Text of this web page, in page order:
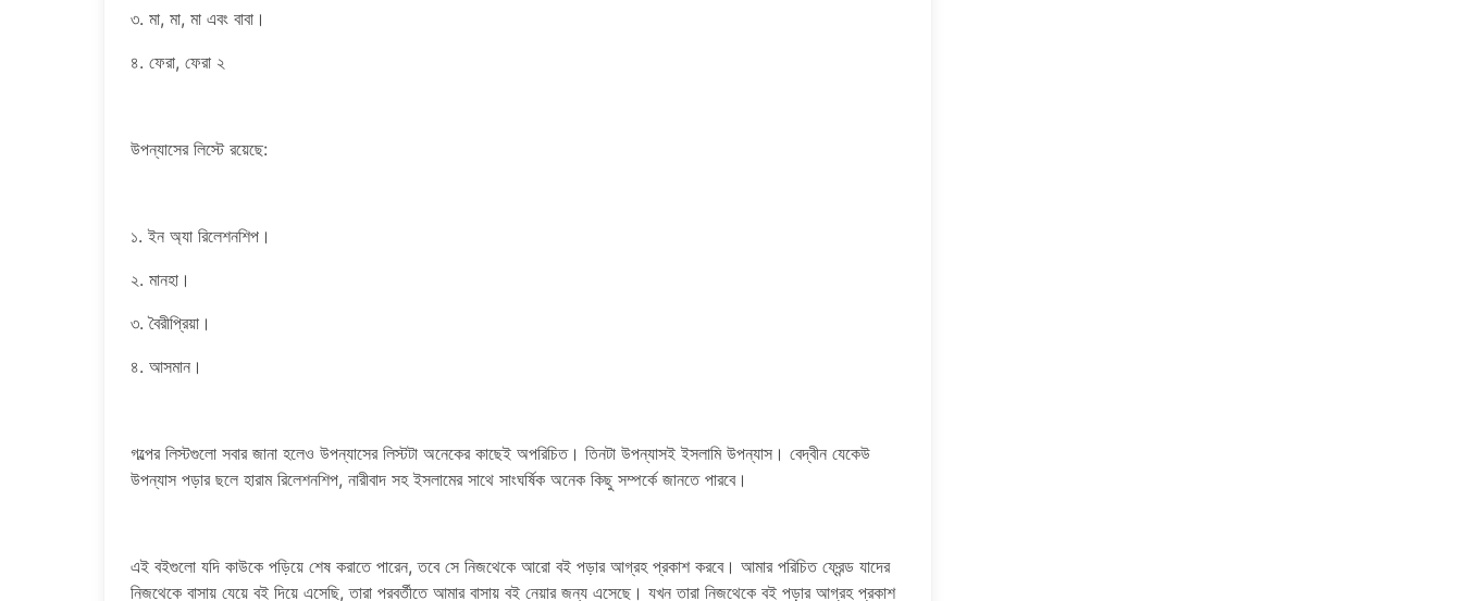
৩. মা, মা, মা এবং বাবা।
৪. ফেরা, ফেরা ২
উপন্যাসের লিস্টে রয়েছে:
১. ইন অ্যা রিলেশনশিপ।
২. মানহা।
৩. বৈরীপ্রিয়া।
৪. আসমান।
গল্পের লিস্টগুলো সবার জানা হলেও উপন্যাসের লিস্টটা অনেকের কাছেই অপরিচিত। তিনটা উপন্যাসই ইসলামি উপন্যাস। বেদ্বীন যেকেউ
উপন্যাস পড়ার ছলে হারাম রিলেশনশিপ, নারীবাদ সহ ইসলামের সাথে সাংঘর্ষিক অনেক কিছু সম্পর্কে জানতে পারবে।
এই বইগুলো যদি কাউকে পড়িয়ে শেষ করাতে পারেন, তবে সে নিজথেকে আরো বই পড়ার আগ্রহ প্রকাশ করবে। আমার পরিচিত ফ্রেন্ড যাদের
নিজথেকে বাসায় যেয়ে বই দিয়ে এসেছি, তারা পরবর্তীতে আমার বাসায় বই নেয়ার জন্য এসেছে। যখন তারা নিজথেকে বই পড়ার আগ্রহ প্রকাশ